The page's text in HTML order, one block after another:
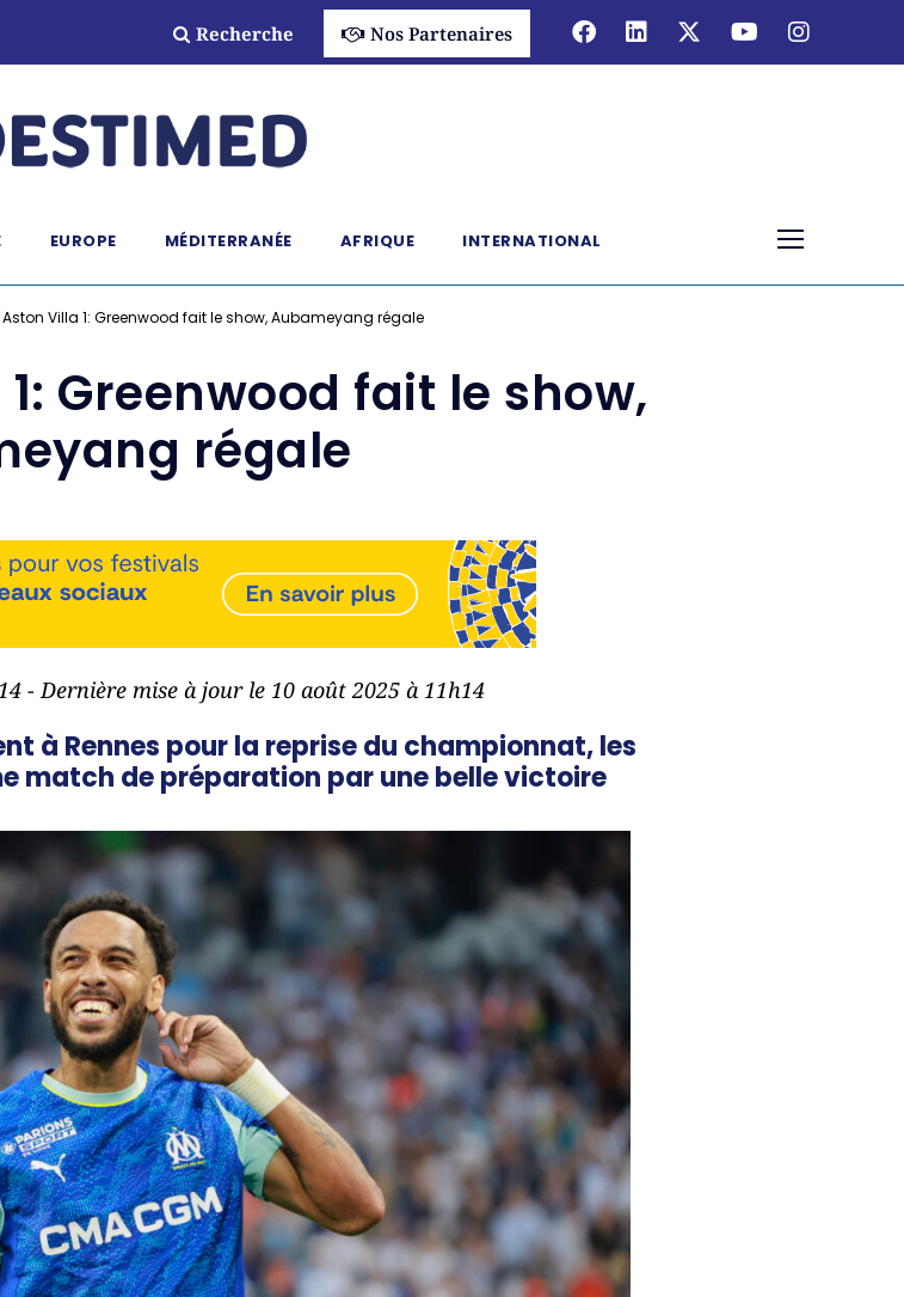
Recherche Nos Partenaires
EUROPE MÉDITERRANÉE AFRIQUE INTERNATIONAL
Aston Villa 1: Greenwood fait le show, Aubameyang régale
Greenwood fait le show,
régale
- Dernière mise à jour le 10 août 2025 à 11h14
à Rennes pour la reprise du championnat, les
match de préparation par une belle victoire